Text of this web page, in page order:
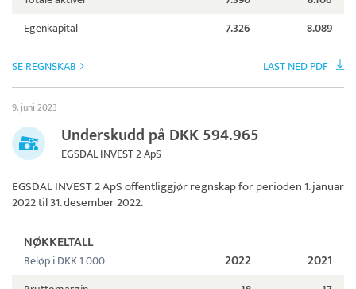
Egenkapital
7.326 8.089
SE REGNSKAB LAST NED PDF
9. juni 2023
Underskudd på DKK 594.965
EGSDAL INVEST 2 ApS
EGSDAL INVEST 2 ApSoffentliggjør regnskap for perioden 1. januar
2022 til 31. desember 2022.
NØKKELTALL
Beløp i DKK 1 000 2022 2021